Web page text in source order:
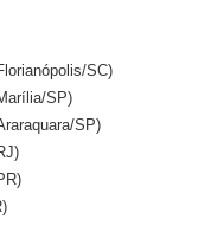
SC)
SP)
SP)